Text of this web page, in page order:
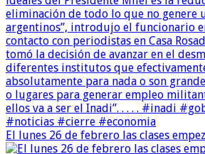
El lunes 26 de febrero las clases